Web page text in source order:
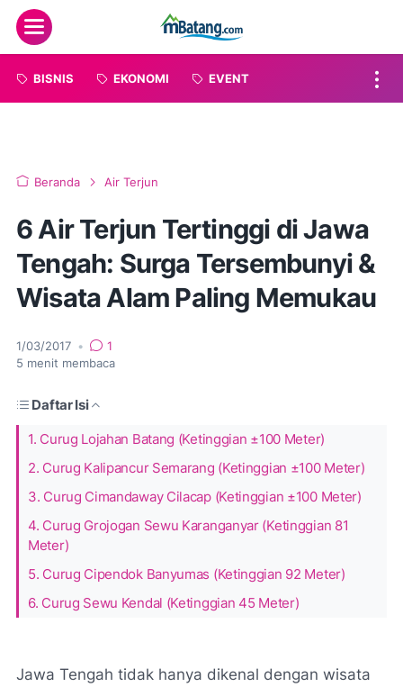
Menu
BISNIS EKONOMI EVENT
Beranda Air Terjun
6 Air Terjun Tertinggi di Jawa
Tengah: Surga Tersembunyi &
Wisata Alam Paling Memukau
1/03/2017 •
1
5 menit membaca
Daftar Isi
1. Curug Lojahan Batang (Ketinggian ±100 Meter)
2. Curug Kalipancur Semarang (Ketinggian ±100 Meter)
3. Curug Cimandaway Cilacap (Ketinggian ±100 Meter)
4. Curug Grojogan Sewu Karanganyar (Ketinggian 81
Meter)
5. Curug Cipendok Banyumas (Ketinggian 92 Meter)
6. Curug Sewu Kendal (Ketinggian 45 Meter)
Jawa Tengah tidak hanya dikenal dengan wisata